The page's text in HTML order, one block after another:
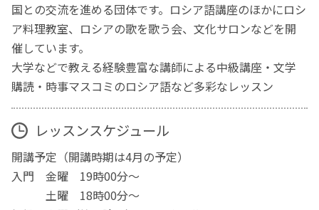
国との交流を進める団体です。ロシア語講座のほかにロシ
ア料理教室、ロシアの歌を歌う会、文化サロンなどを開
催しています。
大学などで教える経験豊富な講師による中級講座・文学
購読・時事マスコミのロシア語など多彩なレッスン
レッスンスケジュール
開講予定（開講時期は4月の予定）
入門 金曜 19時00分～
土曜 18時00分～